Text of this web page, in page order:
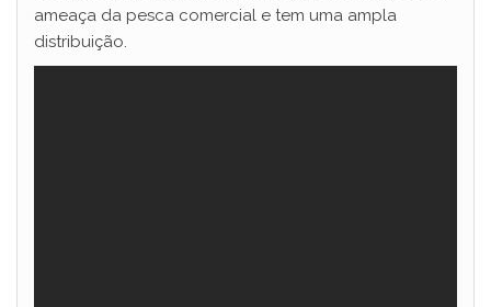
ameaça da pesca comercial e tem uma ampla
distribuição.